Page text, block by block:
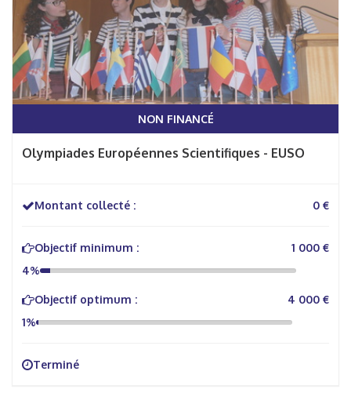
NON FINANCÉ
Olympiades Européennes Scientifiques - EUSO
Montant collecté : 0 €
Objectif minimum :
1 000 €
4%
Objectif optimum :
4 000 €
1%
Terminé